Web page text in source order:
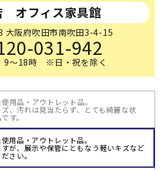
オフィス家具館
大阪府吹田市南吹田3-4-15
031-942
9～18時 ※日・祝を除く
用品・アウトレット品。
、汚れは見当たらず、とても綺麗な状
す。
用品・アウトレット品。
が、展示や保管にともなう軽いキズなど
さい。